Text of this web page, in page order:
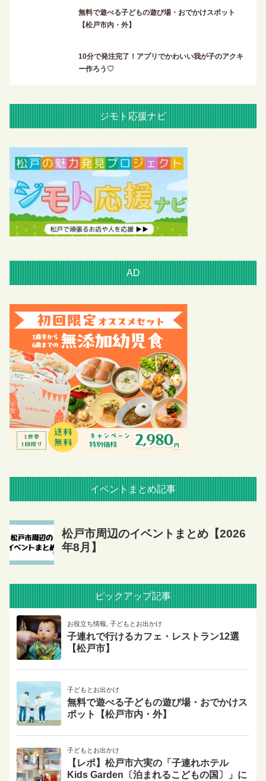
無料で遊べる子どもの遊び場・おでかけスポット
【松戸市内・外】
10分で発注完了！アプリでかわいい我が子のアクキ
ー作ろう♡
ジモト応援ナビ
AD
イベントまとめ記事
ピックアップ記事
お役立ち情報 子どもとお出かけ
子連れで行けるカフェ・レストラン12選
【松戸市】
子どもとお出かけ
無料で遊べる子どもの遊び場・おでかけス
ポット【松戸市内・外】
子どもとお出かけ
【レポ】松戸市六実の「子連れホテル
Kids Garden〔泊まれるこどもの国〕」に